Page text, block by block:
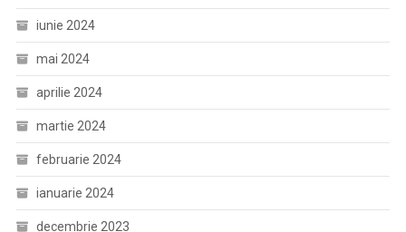
iunie 2024
mai 2024
aprilie 2024
martie 2024
februarie 2024
ianuarie 2024
decembrie 2023